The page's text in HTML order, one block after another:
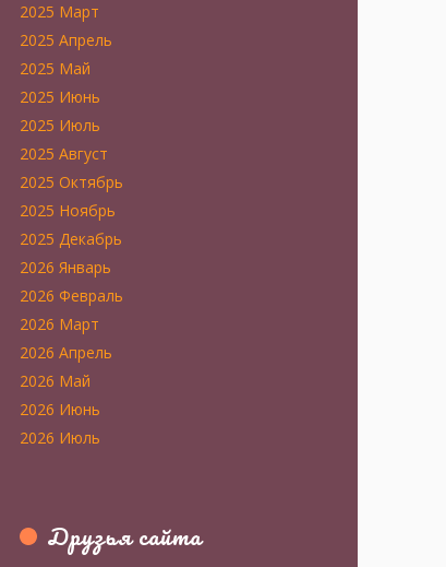
2025 Март
2025 Апрель
2025 Май
2025 Июнь
2025 Июль
2025 Август
2025 Октябрь
2025 Ноябрь
2025 Декабрь
2026 Январь
2026 Февраль
2026 Март
2026 Апрель
2026 Май
2026 Июнь
2026 Июль
Друзья сайта